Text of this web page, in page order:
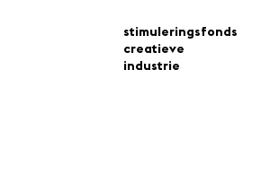
stimuleringsfonds
creatieve
industrie